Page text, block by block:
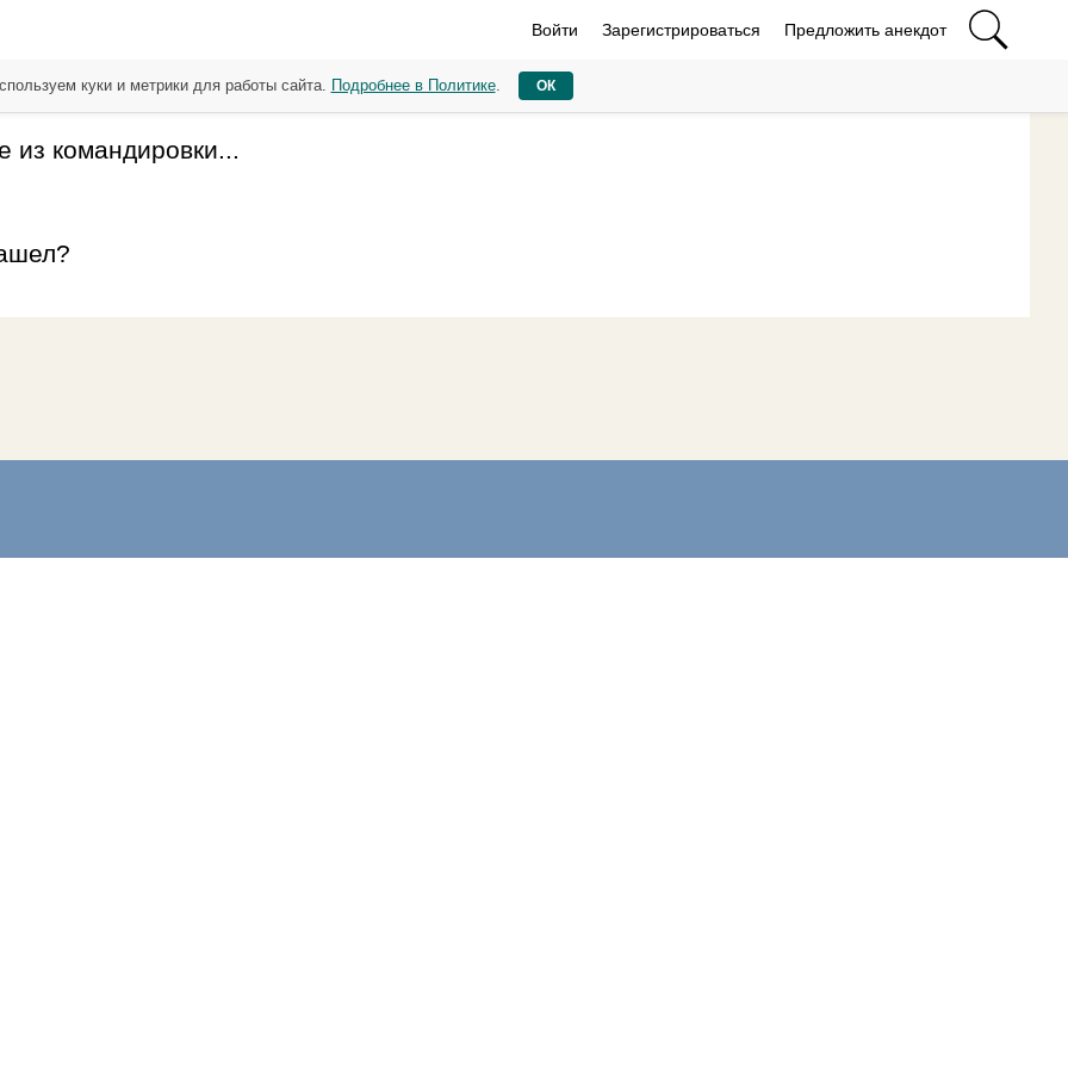
Войти Зарегистрироваться Предложить анекдот
из командировки...
куки и метрики для работы сайта. Подробнее в Политике. ОК